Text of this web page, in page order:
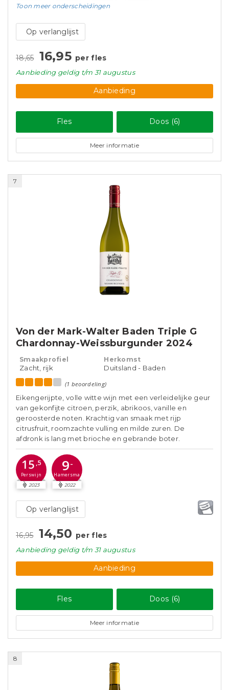
Toon meeronderscheidingen
Op verlanglijst
18,65 16,95 per fles
Aanbieding geldigt/m 31 augustus
Aanbieding
Fles Doos (6)
Meer informatie
7
Von der Mark-Walter Baden Triple G
Chardonnay-Weissburgunder 2024
Smaakprofiel
Zacht, rijk
Herkomst
Duitsland - Baden
(1 beoordeling)
Eikengerijpte, volle witte wijn met een verleidelijke geur
van gekonfijte citroen, perzik, abrikoos, vanille en
geroosterde noten. Krachtig van smaak met rijp
citrusfruit, roomzachte vulling en milde zuren. De
afdronk is lang met brioche en gebrande boter.
15 ,5
Perswijn
2023
9-
Hamersma
2022
Op verlanglijst
16,95 14,50 per fles
Aanbieding geldigt/m 31 augustus
Aanbieding
Fles Doos (6)
Meer informatie
8